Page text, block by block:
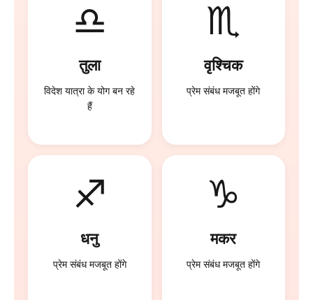
♎
तुला
विदेश यात्रा के योग बन रहे
हैं
♏
वृश्चिक
प्रेम संबंध मजबूत होंगे
♐
धनु
प्रेम संबंध मजबूत होंगे
♑
मकर
प्रेम संबंध मजबूत होंगे